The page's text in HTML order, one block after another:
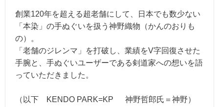
創業120年を超える超老舗にして、日本でも数少ない
「本染」の手ぬぐいを扱う神野織物（かんのおりも
の）。
「老舗のジレンマ」を打破し、業績をV字回復させた
手腕と、手ぬぐいユーザーである剣道家への想いを語
っていただきました。
（以下 KENDO PARK=KP 神野哲郎氏＝神野）